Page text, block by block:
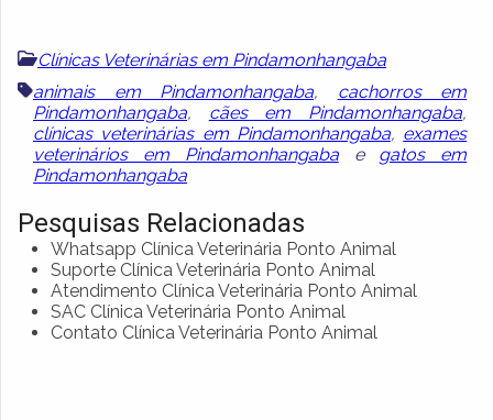
Clínicas Veterinárias em Pindamonhangaba
animais em Pindamonhangaba, cachorros em
Pindamonhangaba, cães em Pindamonhangaba,
clínicas veterinárias em Pindamonhangaba, exames
veterinários em Pindamonhangabae gatos em
Pindamonhangaba
Pesquisas Relacionadas
Whatsapp Clínica Veterinária Ponto Animal
Suporte Clínica Veterinária Ponto Animal
Atendimento Clínica Veterinária Ponto Animal
SAC Clínica Veterinária Ponto Animal
Contato Clínica Veterinária Ponto Animal